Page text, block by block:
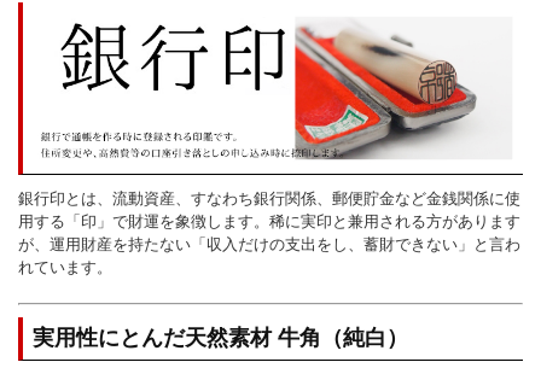
銀行印とは、流動資産、すなわち銀行関係、郵便貯金など金銭関係に使
用する「印」で財運を象徴します。稀に実印と兼用される方があります
が、運用財産を持たない「収入だけの支出をし、蓄財できない」と言わ
れています。
実用性にとんだ天然素材 牛角（純白）